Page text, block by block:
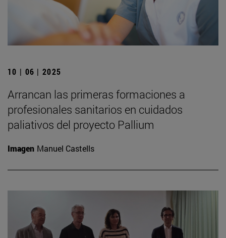
10 | 06 | 2025
Arrancan las primeras formaciones a
profesionales sanitarios en cuidados
paliativos del proyecto Pallium
Imagen Manuel Castells